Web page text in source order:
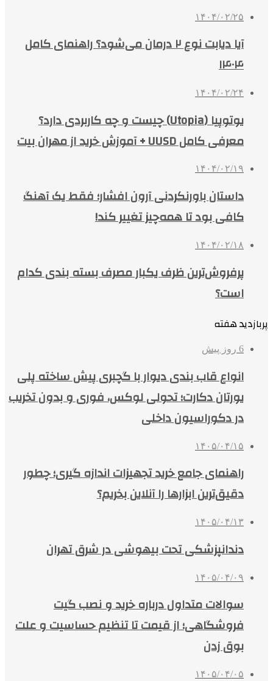
۱۴۰۴/۰۲/۲۵
آیا دیابت نوع ۲ درمان می‌شود؟ راهنمای کامل
۱۴۰۴
۱۴۰۴/۰۲/۲۴
یوتوپیا (Utopia) چیست و چه کاربردی دارد؟
معرفی کامل UUSD + آموزش خرید از مهران بیت
۱۴۰۴/۰۲/۱۹
داستان باورنکردنی آرون افشار؛ فقط یک آهنگ
کافی بود تا همه‌چیز تغییر کند!
۱۴۰۴/۰۲/۱۸
پرفروش‌ترین ظرف یکبار مصرف بسته بندی کدام
است؟
پربازدید هفته
6 روز پیش
انواع قاب بندی دیوار با گچبری پیش ساخته پلی
یورتان دکارت؛ تحولی لوکس، فوری و بدون تخریب
در دکوراسیون داخلی
۱۴۰۵/۰۴/۱۵
راهنمای جامع خرید تجهیزات اندازه گیری؛ چطور
دقیق‌ترین ابزارها را آنلاین بخریم؟
۱۴۰۵/۰۴/۱۳
دندانپزشکی تحت بیهوشی در شرق تهران
۱۴۰۵/۰۴/۰۹
سوالات متداول درباره خرید و نصب گیت
فروشگاهی؛ از قیمت تا تنظیم حساسیت و علت
بوق زدن
۱۴۰۵/۰۴/۰۵